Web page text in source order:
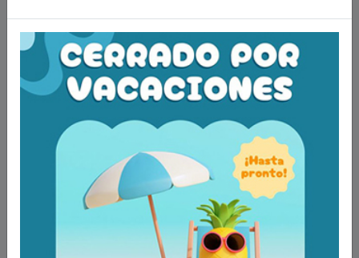
Asiento abatible ducha Profilo Plus con patas